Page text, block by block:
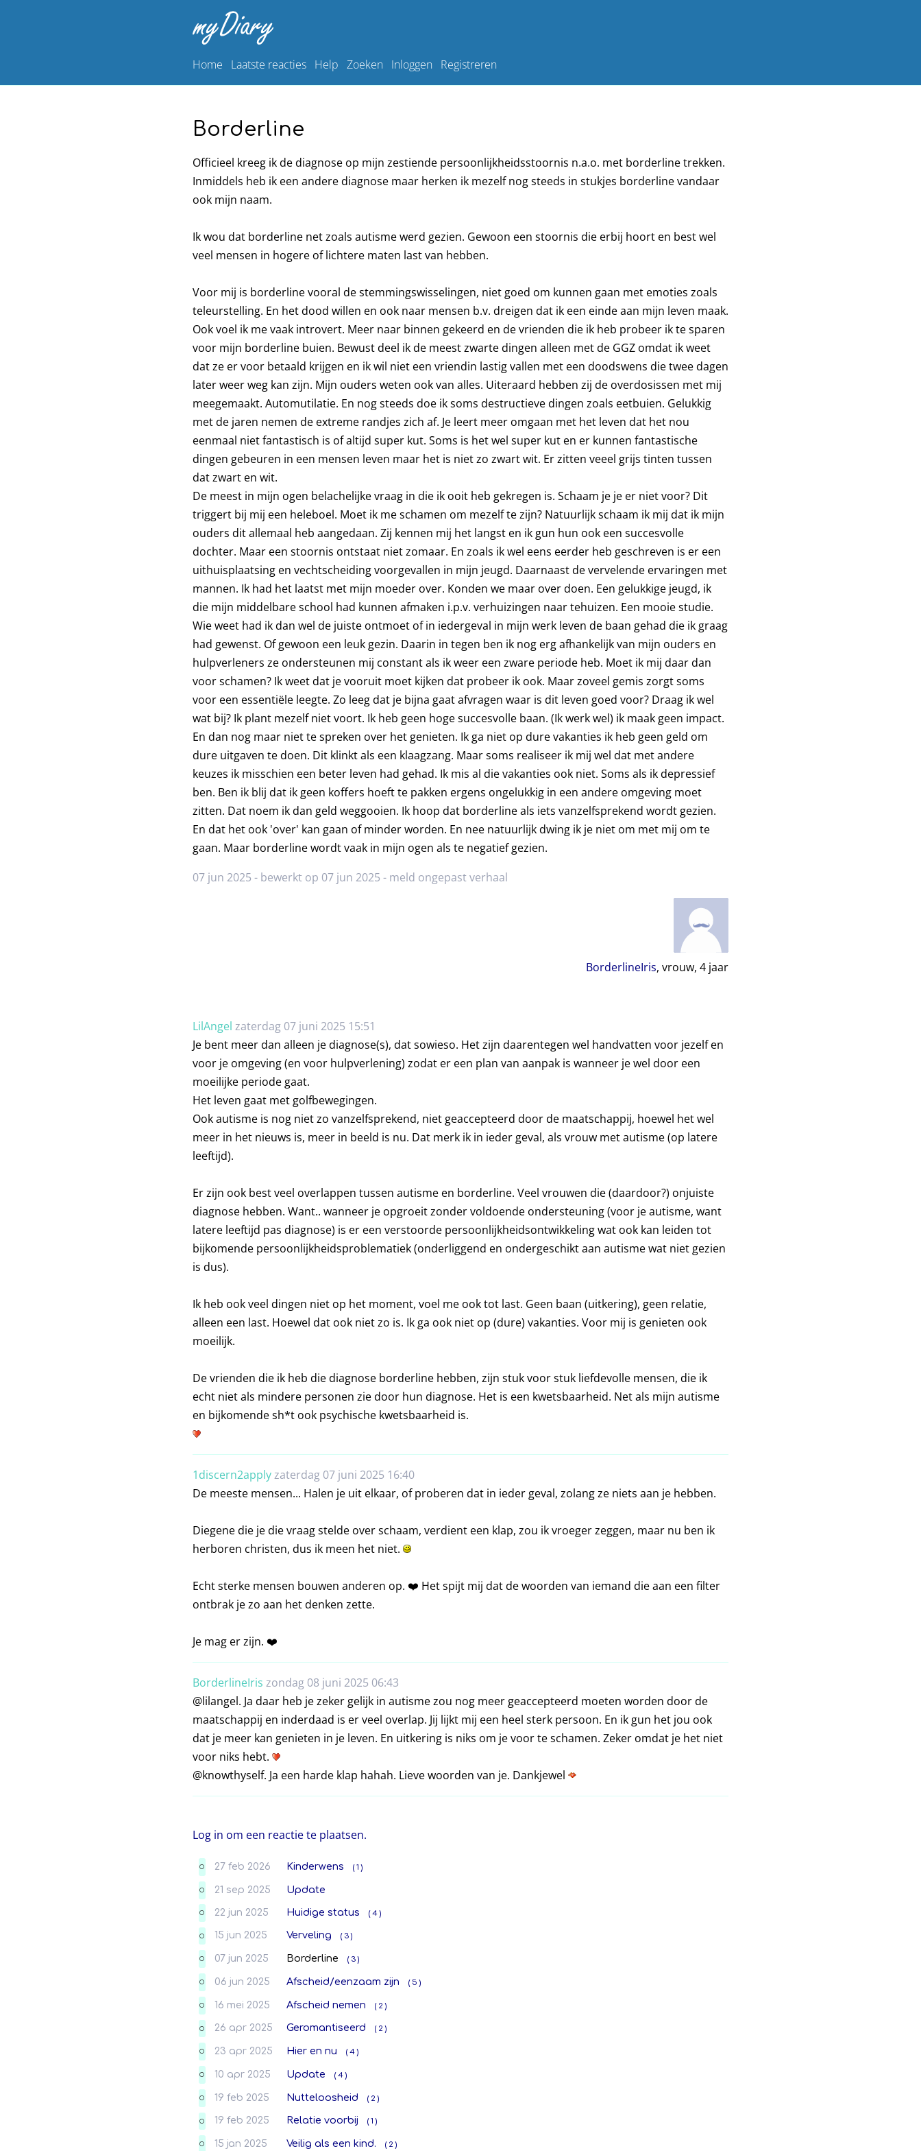
Home Laatste reacties Help Zoeken Inloggen Registreren
Borderline
Officieel kreeg ik de diagnose op mijn zestiende persoonlijkheidsstoornis n.a.o. met borderline trekken.
Inmiddels heb ik een andere diagnose maar herken ik mezelf nog steeds in stukjes borderline vandaar
ook mijn naam.
Ik wou dat borderline net zoals autisme werd gezien. Gewoon een stoornis die erbij hoort en best wel
veel mensen in hogere of lichtere maten last van hebben.
Voor mij is borderline vooral de stemmingswisselingen, niet goed om kunnen gaan met emoties zoals
teleurstelling. En het dood willen en ook naar mensen b.v. dreigen dat ik een einde aan mijn leven maak.
Ook voel ik me vaak introvert. Meer naar binnen gekeerd en de vrienden die ik heb probeer ik te sparen
voor mijn borderline buien. Bewust deel ik de meest zwarte dingen alleen met de GGZ omdat ik weet
dat ze er voor betaald krijgen en ik wil niet een vriendin lastig vallen met een doodswens die twee dagen
later weer weg kan zijn. Mijn ouders weten ook van alles. Uiteraard hebben zij de overdosissen met mij
meegemaakt. Automutilatie. En nog steeds doe ik soms destructieve dingen zoals eetbuien. Gelukkig
met de jaren nemen de extreme randjes zich af. Je leert meer omgaan met het leven dat het nou
eenmaal niet fantastisch is of altijd super kut. Soms is het wel super kut en er kunnen fantastische
dingen gebeuren in een mensen leven maar het is niet zo zwart wit. Er zitten veeel grijs tinten tussen
dat zwart en wit.
De meest in mijn ogen belachelijke vraag in die ik ooit heb gekregen is. Schaam je je er niet voor? Dit
triggert bij mij een heleboel. Moet ik me schamen om mezelf te zijn? Natuurlijk schaam ik mij dat ik mijn
ouders dit allemaal heb aangedaan. Zij kennen mij het langst en ik gun hun ook een succesvolle
dochter. Maar een stoornis ontstaat niet zomaar. En zoals ik wel eens eerder heb geschreven is er een
uithuisplaatsing en vechtscheiding voorgevallen in mijn jeugd. Daarnaast de vervelende ervaringen met
mannen. Ik had het laatst met mijn moeder over. Konden we maar over doen. Een gelukkige jeugd, ik
die mijn middelbare school had kunnen afmaken i.p.v. verhuizingen naar tehuizen. Een mooie studie.
Wie weet had ik dan wel de juiste ontmoet of in iedergeval in mijn werk leven de baan gehad die ik graag
had gewenst. Of gewoon een leuk gezin. Daarin in tegen ben ik nog erg afhankelijk van mijn ouders en
hulpverleners ze ondersteunen mij constant als ik weer een zware periode heb. Moet ik mij daar dan
voor schamen? Ik weet dat je vooruit moet kijken dat probeer ik ook. Maar zoveel gemis zorgt soms
voor een essentiële leegte. Zo leeg dat je bijna gaat afvragen waar is dit leven goed voor? Draag ik wel
wat bij? Ik plant mezelf niet voort. Ik heb geen hoge succesvolle baan. (Ik werk wel) ik maak geen impact.
En dan nog maar niet te spreken over het genieten. Ik ga niet op dure vakanties ik heb geen geld om
dure uitgaven te doen. Dit klinkt als een klaagzang. Maar soms realiseer ik mij wel dat met andere
keuzes ik misschien een beter leven had gehad. Ik mis al die vakanties ook niet. Soms als ik depressief
ben. Ben ik blij dat ik geen koffers hoeft te pakken ergens ongelukkig in een andere omgeving moet
zitten. Dat noem ik dan geld weggooien. Ik hoop dat borderline als iets vanzelfsprekend wordt gezien.
En dat het ook 'over' kan gaan of minder worden. En nee natuurlijk dwing ik je niet om met mij om te
gaan. Maar borderline wordt vaak in mijn ogen als te negatief gezien.
07 jun 2025 - bewerkt op 07 jun 2025 - meld ongepast verhaal
BorderlineIris, vrouw, 4 jaar
LilAngel zaterdag 07 juni 2025 15:51
Je bent meer dan alleen je diagnose(s), dat sowieso. Het zijn daarentegen wel handvatten voor jezelf en
voor je omgeving (en voor hulpverlening) zodat er een plan van aanpak is wanneer je wel door een
moeilijke periode gaat.
Het leven gaat met golfbewegingen.
Ook autisme is nog niet zo vanzelfsprekend, niet geaccepteerd door de maatschappij, hoewel het wel
meer in het nieuws is, meer in beeld is nu. Dat merk ik in ieder geval, als vrouw met autisme (op latere
leeftijd).
Er zijn ook best veel overlappen tussen autisme en borderline. Veel vrouwen die (daardoor?) onjuiste
diagnose hebben. Want.. wanneer je opgroeit zonder voldoende ondersteuning (voor je autisme, want
latere leeftijd pas diagnose) is er een verstoorde persoonlijkheidsontwikkeling wat ook kan leiden tot
bijkomende persoonlijkheidsproblematiek (onderliggend en ondergeschikt aan autisme wat niet gezien
is dus).
Ik heb ook veel dingen niet op het moment, voel me ook tot last. Geen baan (uitkering), geen relatie,
alleen een last. Hoewel dat ook niet zo is. Ik ga ook niet op (dure) vakanties. Voor mij is genieten ook
moeilijk.
De vrienden die ik heb die diagnose borderline hebben, zijn stuk voor stuk liefdevolle mensen, die ik
echt niet als mindere personen zie door hun diagnose. Het is een kwetsbaarheid. Net als mijn autisme
en bijkomende sh*t ook psychische kwetsbaarheid is.
1discern2applyzaterdag 07 juni 2025 16:40
De meeste mensen... Halen je uit elkaar, of proberen dat in ieder geval, zolang ze niets aan je hebben.
Diegene die je die vraag stelde over schaam, verdient een klap, zou ik vroeger zeggen, maar nu ben ik
herboren christen, dus ik meen het niet.
Echt sterke mensen bouwen anderen op. ❤️ Het spijt mij dat de woorden van iemand die aan een filter
ontbrak je zo aan het denken zette.
Je mag er zijn. ❤️
BorderlineIris zondag 08 juni 2025 06:43
@lilangel. Ja daar heb je zeker gelijk in autisme zou nog meer geaccepteerd moeten worden door de
maatschappij en inderdaad is er veel overlap. Jij lijkt mij een heel sterk persoon. En ik gun het jou ook
dat je meer kan genieten in je leven. En uitkering is niks om je voor te schamen. Zeker omdat je het niet
voor niks hebt.
@knowthyself. Ja een harde klap hahah. Lieve woorden van je. Dankjewel
Log in om een reactie te plaatsen.
O 27 feb 2026 Kinderwens ( 1 )
O 21 sep 2025 Update
O 22 jun 2025 Huidige status ( 4 )
O 15 jun 2025 Verveling ( 3 )
O 07 jun 2025 Borderline ( 3 )
O 06 jun 2025 Afscheid/eenzaam zijn ( 5 )
O 16 mei 2025 Afscheid nemen ( 2 )
O 26 apr 2025 Geromantiseerd ( 2 )
O 23 apr 2025 Hier en nu ( 4 )
O 10 apr 2025 Update ( 4 )
O 19 feb 2025 Nutteloosheid ( 2 )
O 19 feb 2025 Relatie voorbij ( 1 )
O 15 jan 2025 Veilig als een kind. ( 2 )